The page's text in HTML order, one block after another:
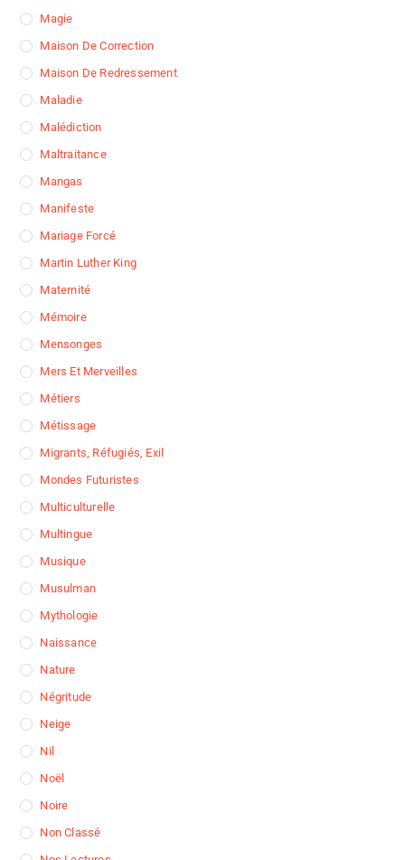
Magie
Maison De Correction
Maison De Redressement
Maladie
Malédiction
Maltraitance
Mangas
Manifeste
Mariage Forcé
Martin Luther King
Maternité
Mémoire
Mensonges
Mers Et Merveilles
Métiers
Métissage
Migrants, Réfugiés, Exil
Mondes Futuristes
Multiculturelle
Multingue
Musique
Musulman
Mythologie
Naissance
Nature
Négritude
Neige
Nil
Noël
Noire
Non Classé